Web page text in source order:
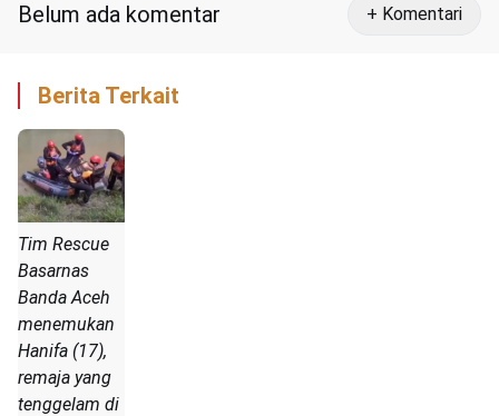
Belum ada komentar + Komentari
Berita Terkait
Tim Rescue
Basarnas
Banda Aceh
menemukan
Hanifa (17),
remaja yang
tenggelam di